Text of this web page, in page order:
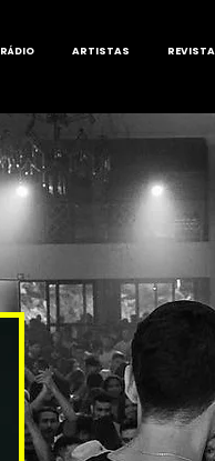
RÁDIO ARTISTAS REVISTA